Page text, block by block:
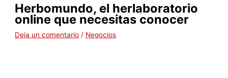
Herbomundo, el herlaboratorio
online que necesitas conocer
Deja un comentario / Negocios